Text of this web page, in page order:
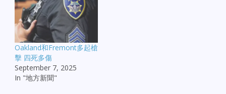
Oakland和Fremont多起槍
擊 四死多傷
September 7, 2025
In "地方新聞"